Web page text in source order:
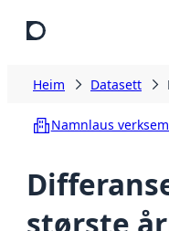
Heim Datasett
Namnlaus
største